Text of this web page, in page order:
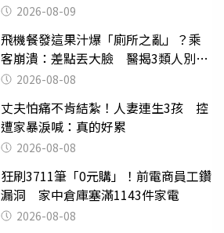
2026-08-09
飛機餐發這果汁爆「廁所之亂」？乘
客崩潰：差點丟大臉 醫揭3類人別亂
喝 2026-08-08
丈夫怕痛不肯結紮！人妻連生3孩 控
遭家暴淚喊：真的好累
2026-08-08
狂刷3711筆「0元購」！前電商員工鑽
漏洞 家中倉庫塞滿1143件家電
2026-08-08